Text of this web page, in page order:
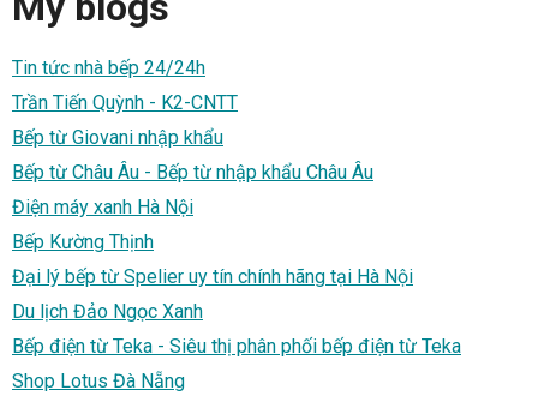
Tin tức nhà bếp 24/24h
Trần Tiến Quỳnh - K2-CNTT
Bếp từ Giovani nhập khẩu
Bếp từ Châu Âu - Bếp từ nhập khẩu Châu Âu
Điện máy xanh Hà Nội
Bếp Kường Thịnh
Đại lý bếp từ Spelier uy tín chính hãng tại Hà Nội
Du lịch Đảo Ngọc Xanh
Bếp điện từ Teka - Siêu thị phân phối bếp điện từ Teka
Shop Lotus Đà Nẵng